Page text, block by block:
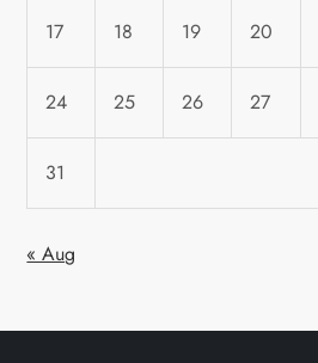
17 18 19 20
24 25 26 27
31
« Aug